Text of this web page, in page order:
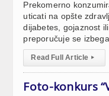
Prekomerno
uticati na opšte
dijabetes, gojaznost
preporučuje se
Read Full Article ▸
Foto-konkurs